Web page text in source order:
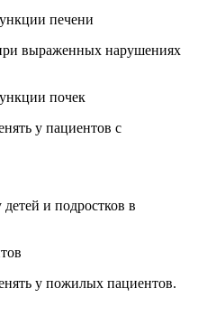
печени
выраженных нарушениях
почек
у пациентов с
и подростков в
у пожилых пациентов.